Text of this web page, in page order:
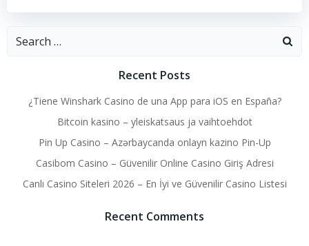
Search
Recent Posts
¿Tiene Winshark Casino de una App para iOS en España?
Bitcoin kasino – yleiskatsaus ja vaihtoehdot
Pin Up Casino – Azərbaycanda onlayn kazino Pin-Up
Casibom Casino – Güvenilir Online Casino Giriş Adresi
Canlı Casino Siteleri 2026 – En İyi ve Güvenilir Casino Listesi
Recent Comments